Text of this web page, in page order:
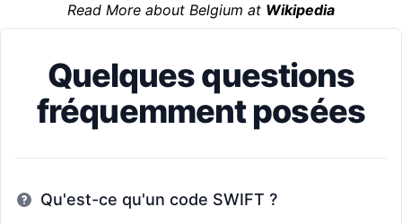
Read More about Belgium at Wikipedia
Quelques questions
fréquemment posées
Qu'est-ce qu'un code SWIFT ?